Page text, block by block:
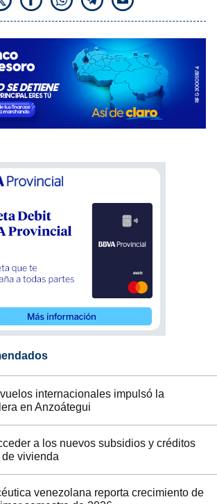
internacionales impulsó la
en Anzoátegui
a los nuevos subsidios y créditos
vivienda
venezolana reporta crecimiento de